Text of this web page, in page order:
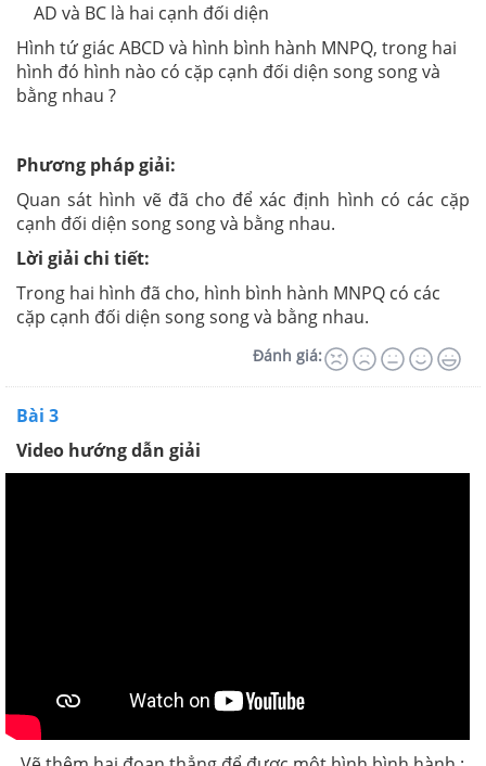
AD và BC là hai cạnh đối diện
Hình tứ giác ABCD và hình bình hành MNPQ, trong hai
hình đó hình nào có cặp cạnh đối diện song song và
bằng nhau ?
Phương pháp giải:
Quan sát hình vẽ đã cho để xác định hình có các cặp
cạnh đối diện song song và bằng nhau.
Lời giải chi tiết:
Trong hai hình đã cho, hình bình hành MNPQ có các
cặp cạnh đối diện song song và bằng nhau.
Đánh giá:
Bài 3
Video hướng dẫn giải